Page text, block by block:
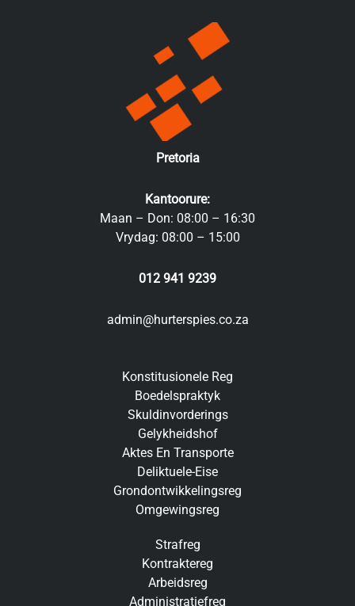
Pretoria
Kantoorure:
Maan – Don: 08:00 – 16:30
Vrydag: 08:00 – 15:00
012 941 9239
admin@hurterspies.co.za
Konstitusionele Reg
Boedelspraktyk
Skuldinvorderings
Gelykheidshof
Aktes En Transporte
Deliktuele-Eise
Grondontwikkelingsreg
Omgewingsreg
Strafreg
Kontraktereg
Arbeidsreg
Administratiefreg